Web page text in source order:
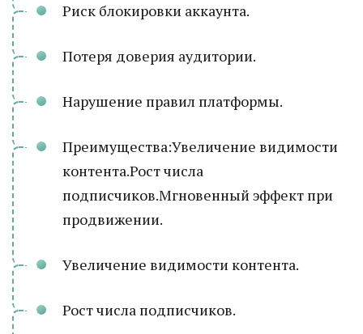
Риск блокировки аккаунта.
Потеря доверия аудитории.
Нарушение правил платформы.
Преимущества:Увеличение видимости
контента.Рост числа
подписчиков.Мгновенный эффект при
продвижении.
Увеличение видимости контента.
Рост числа подписчиков.